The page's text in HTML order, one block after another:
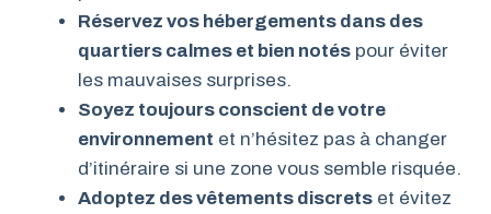
Réservez vos hébergements dans des
quartiers calmes et bien notés pour éviter
les mauvaises surprises.
Soyez toujours conscient de votre
environnement et n’hésitez pas à changer
d’itinéraire si une zone vous semble risquée.
Adoptez des vêtements discrets et évitez